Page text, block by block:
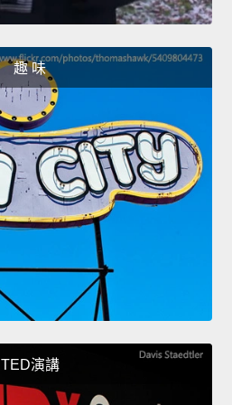
趣 味
TED演講